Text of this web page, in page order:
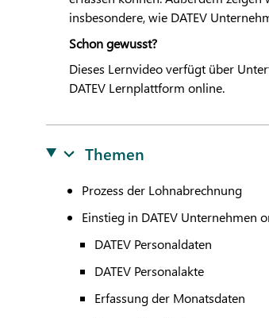
insbesondere, wie DATEV
Schon gewusst?
Dieses Lernvideo verfügt über
DATEVLernplattform online.
Themen
Prozess der Lohnabrechnung
Einstieg in DATEVUnternehmen
DATEVPersonaldaten
DATEVPersonalakte
Erfassung der Monatsdaten